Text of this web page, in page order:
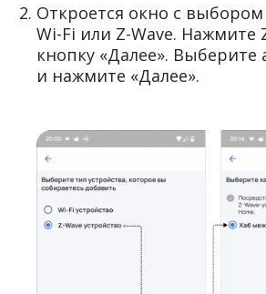
Откроется окно с выбором
Wi-Fi или Z-Wave. Нажмите
кнопку «Далее». Выберите
и нажмите «Далее».